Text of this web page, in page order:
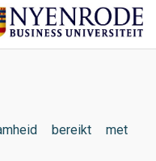
bereikt met